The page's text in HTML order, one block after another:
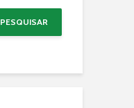
PESQUISAR